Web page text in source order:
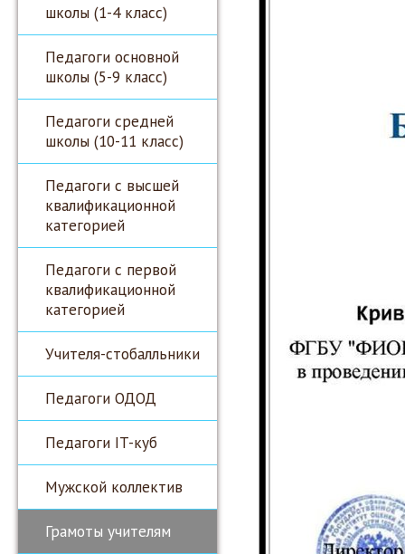
школы (1-4 класс)
Педагоги основной
школы (5-9 класс)
Педагоги средней
школы (10-11 класс)
Педагоги с высшей
квалификационной
категорией
Педагоги с первой
квалификационной
категорией
Учителя-стобалльники
Педагоги ОДОД
Педагоги IT-куб
Мужской коллектив
Грамоты учителям